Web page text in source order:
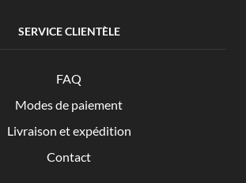
SERVICE CLIENTÈLE
FAQ
Modes de paiement
Livraison et expédition
Contact